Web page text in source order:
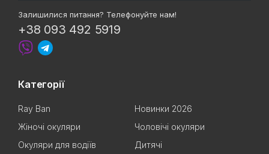
Залишилися питання? Телефонуйте нам!
+38 093 492 5919
Категорії
Ray Ban
Новинки 2026
Жіночі окуляри
Чоловічі окуляри
Окуляри для водіїв
Дитячі